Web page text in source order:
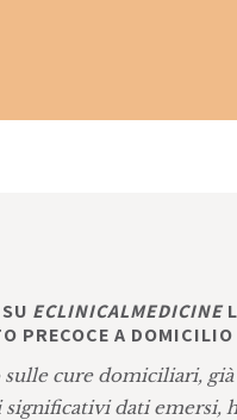
ECLINICALMEDICINE
PRECOCE A
cure domiciliari,
significativi dati emersi,